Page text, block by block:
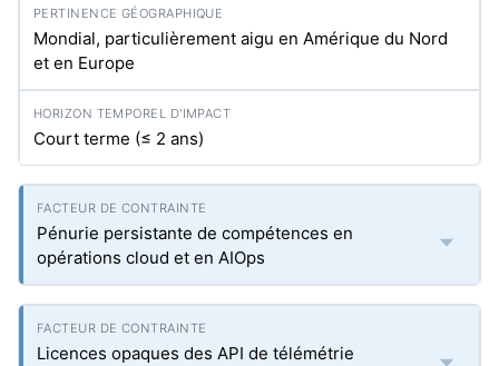
Mondial, particulièrement aigu en Amérique du Nord
et en Europe
Court terme (≤ 2 ans)
Pénurie persistante de compétences en
opérations cloud et en AIOps
Licences opaques des API de télémétrie